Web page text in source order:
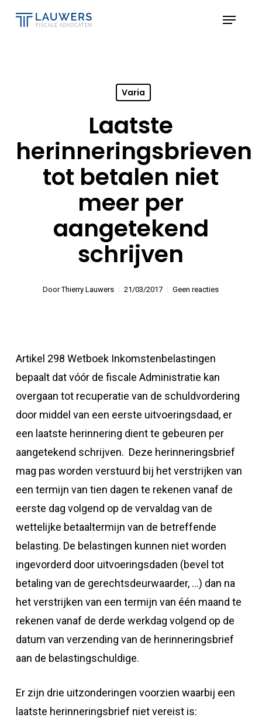
Menu
Varia
Laatste
herinneringsbrieven
tot betalen niet
meer per
aangetekend
schrijven
Door Thierry Lauwers 21/03/2017 Geen reacties
Artikel 298 Wetboek Inkomstenbelastingen
bepaalt dat vóór de fiscale Administratie kan
overgaan tot recuperatie van de schuldvordering
door middel van een eerste uitvoeringsdaad, er
een laatste herinnering dient te gebeuren per
aangetekend schrijven. Deze herinneringsbrief
mag pas worden verstuurd bij het verstrijken van
een termijn van tien dagen te rekenen vanaf de
eerste dag volgend op de vervaldag van de
wettelijke betaaltermijn van de betreffende
belasting. De belastingen kunnen niet worden
ingevorderd door uitvoeringsdaden (bevel tot
betaling van de gerechtsdeurwaarder, …) dan na
het verstrijken van een termijn van één maand te
rekenen vanaf de derde werkdag volgend op de
datum van verzending van de herinneringsbrief
aan de belastingschuldige.
Er zijn drie uitzonderingen voorzien waarbij een
laatste herinneringsbrief niet vereist is: